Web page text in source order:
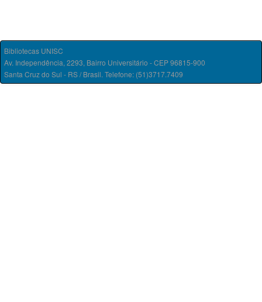
Bibliotecas UNISC
Av. Independência, 2293, Bairro Universitário - CEP 96815-900
Santa Cruz do Sul - RS / Brasil. Telefone: (51)3717.7409